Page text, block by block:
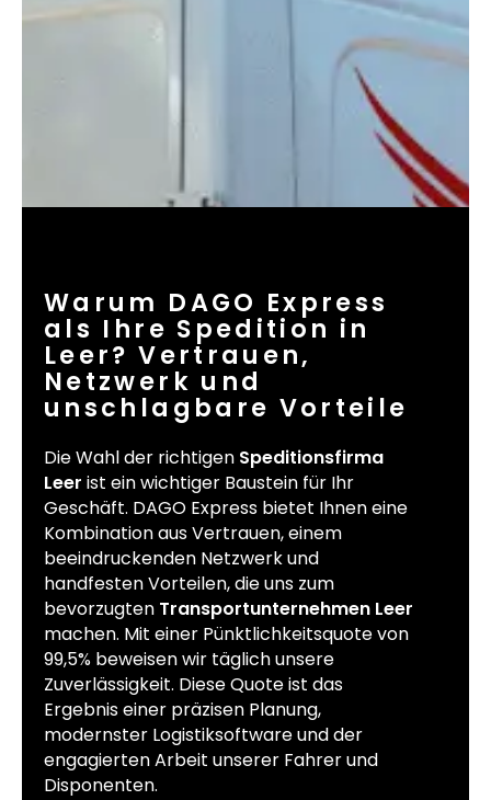
Warum DAGO Express
als Ihre Spedition in
Leer? Vertrauen,
Netzwerk und
unschlagbare Vorteile
Die Wahl der richtigen Speditionsfirma
Leer ist ein wichtiger Baustein für Ihr
Geschäft. DAGO Express bietet Ihnen eine
Kombination aus Vertrauen, einem
beeindruckenden Netzwerk und
handfesten Vorteilen, die uns zum
bevorzugten Transportunternehmen Leer
machen. Mit einer Pünktlichkeitsquote von
99,5% beweisen wir täglich unsere
Zuverlässigkeit. Diese Quote ist das
Ergebnis einer präzisen Planung,
modernster Logistiksoftware und der
engagierten Arbeit unserer Fahrer und
Disponenten.